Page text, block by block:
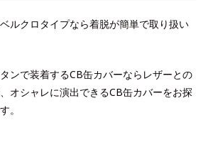
ルクロタイプなら着脱が簡単で取り扱い
ンで装着するCB缶カバーならレザーとの
オシャレに演出できるCB缶カバーをお探
。